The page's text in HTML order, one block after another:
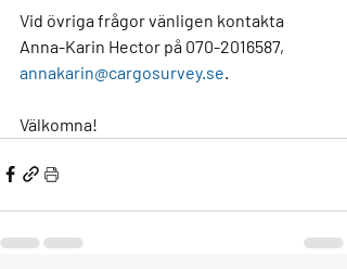
Vid övriga frågor vänligen kontakta
Anna-Karin Hector på 070-2016587,
annakarin@cargosurvey.se
Välkomna!